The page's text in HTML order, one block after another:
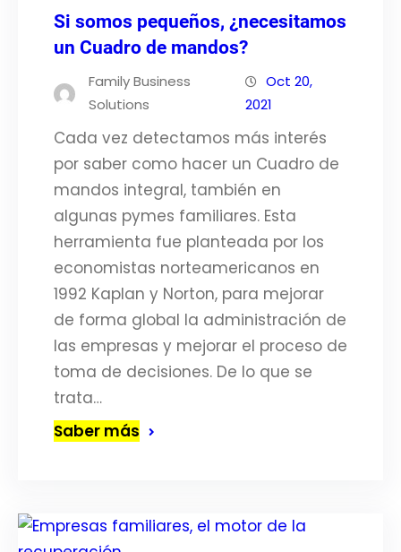
Si somos pequeños, ¿necesitamos
un Cuadro de mandos?
Family Business
Solutions
Oct 20,
2021
Cada vez detectamos más interés
por saber como hacer un Cuadro de
mandos integral, también en
algunas pymes familiares. Esta
herramienta fue planteada por los
economistas norteamericanos en
1992 Kaplan y Norton, para mejorar
de forma global la administración de
las empresas y mejorar el proceso de
toma de decisiones. De lo que se
trata…
Saber más